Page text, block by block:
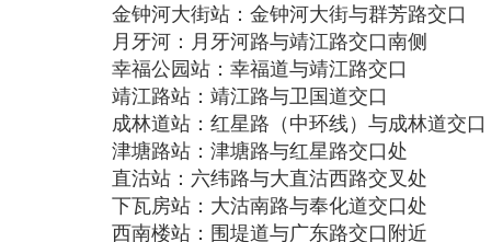
金钟河大街站：金钟河大街与群芳路交口
月牙河：月牙河路与靖江路交口南侧
幸福公园站：幸福道与靖江路交口
靖江路站：靖江路与卫国道交口
成林道站：红星路（中环线）与成林道交口
津塘路站：津塘路与红星路交口处
直沽站：六纬路与大直沽西路交叉处
下瓦房站：大沽南路与奉化道交口处
西南楼站：围堤道与广东路交口附近